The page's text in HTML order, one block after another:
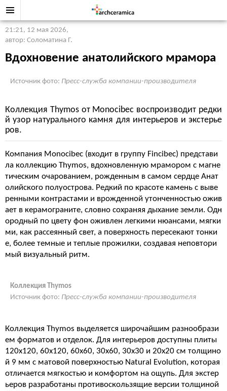
21:21, 12 мая 2026,
автор: Соломатина Г.
Вдохновение анатолийского мрамора
Источник фото: Пресс-служба компании-производителя
Коллекция Thymos от Monocibec воспроизводит редки
й узор натурального камня для интерьеров и экстерье
ров.
Компания Monocibec (входит в группу Fincibec) представи
ла коллекцию Thymos, вдохновленную мрамором с магне
тическим очарованием, рожденным в самом сердце Анат
олийского полуострова. Редкий по красоте камень с выве
ренными контрастами и врожденной утонченностью ожив
ает в керамограните, словно сохраняя дыхание земли. Одн
ородный по цвету фон оживлен легкими нюансами, мягки
ми, как рассеянный свет, а поверхность пересекают тонки
е, более темные и теплые прожилки, создавая неповтори
мый визуальный ритм.
Коллекция Thymos
Источник фото: Пресс-служба компании-производителя
Коллекция Thymos выделяется широчайшим разнообрази
ем форматов и отделок. Для интерьеров доступны плиты
120x120, 60x120, 60x60, 30x60, 30x30 и 20x20 см толщино
й 9 мм с матовой поверхностью Natural Evolution, которая
отличается мягкостью и комфортом на ощупь. Для экстер
ьеров разработаны противоскользящие версии толщиной